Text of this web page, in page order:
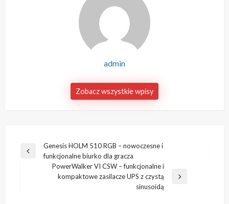
admin
Zobacz wszystkie wpisy
Nawigacja
wpisu
Poprzedni
Genesis HOLM 510 RGB – nowoczesne i
funkcjonalne biurko dla gracza
Następny
PowerWalker VI CSW – funkcjonalne i
kompaktowe zasilacze UPS z czystą
sinusoidą